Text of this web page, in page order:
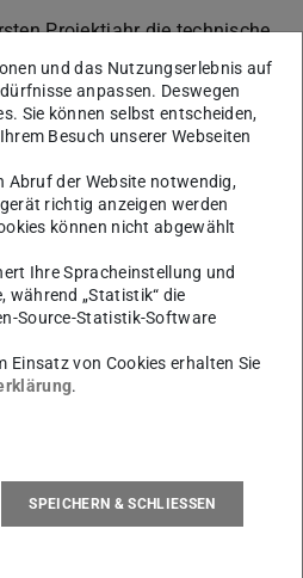
Projektjahr die technische
Standorten
Evonik Oil Additives
das Projektteam Prozesse,
und identifizierte
wurden Energieinfrastrukturen
systematisch erfasst und
gemacht.
Modelle reale
verlässlich abbilden
und das Nutzungserlebnis auf
anpassen. Deswegen
Sie können selbst entscheiden,
Besuch unserer Webseiten
Abruf der Website notwendig,
richtig anzeigen werden
können nicht abgewählt
Ihre Spracheinstellung und
während „Statistik“ die
Source-Statistik-Software
Einsatz von Cookies erhalten Sie
.
SPEICHERN & SCHLIESSEN